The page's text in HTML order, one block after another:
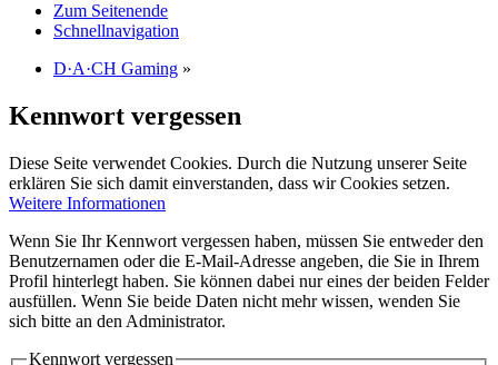
Zum Seitenende
Schnellnavigation
D·A·CH Gaming »
Kennwort vergessen
Diese Seite verwendet Cookies. Durch die Nutzung unserer Seite
erklären Sie sich damit einverstanden, dass wir Cookies setzen.
Weitere Informationen
Wenn Sie Ihr Kennwort vergessen haben, müssen Sie entweder den
Benutzernamen oder die E-Mail-Adresse angeben, die Sie in Ihrem
Profil hinterlegt haben. Sie können dabei nur eines der beiden Felder
ausfüllen. Wenn Sie beide Daten nicht mehr wissen, wenden Sie
sich bitte an den Administrator.
Kennwort vergessen